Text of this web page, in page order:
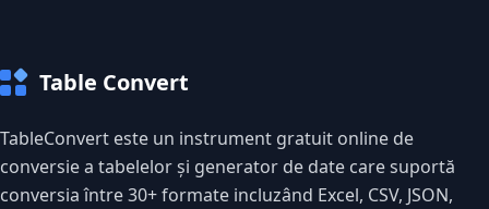
Table Convert
TableConvert este un instrument gratuit online de
conversie a tabelelor și generator de date care suportă
conversia între 30+ formate incluzând Excel, CSV, JSON,